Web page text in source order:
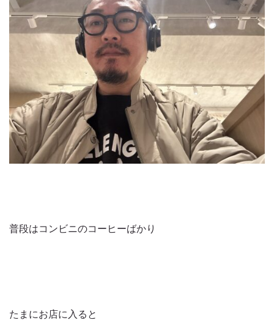
普段はコンビニのコーヒーばかり
たまにお店に入ると